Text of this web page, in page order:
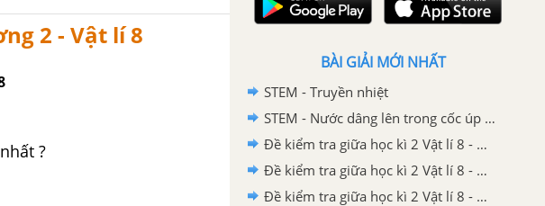
2 - Vật lí 8
?
BÀI GIẢI MỚI NHẤT
STEM - Truyền nhiệt
STEM - Nước dâng lên trong cốc úp ngược
Đề kiểm tra giữa học kì 2 Vật lí 8 - Đề số 03 có lời giải chi tiết
Đề kiểm tra giữa học kì 2 Vật lí 8 - Đề số 02 có lời giải chi tiết
Đề kiểm tra giữa học kì 2 Vật lí 8 - Đề số 01 có lời giải chi tiết